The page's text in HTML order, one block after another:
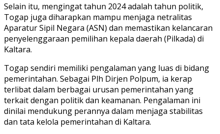
Selain itu, mengingat tahun 2024 adalah tahun politik,
Togap juga diharapkan mampu menjaga netralitas
Aparatur Sipil Negara (ASN) dan memastikan kelancaran
penyelenggaraan pemilihan kepala daerah (Pilkada) di
Kaltara.
Togap sendiri memiliki pengalaman yang luas di bidang
pemerintahan. Sebagai Plh Dirjen Polpum, ia kerap
terlibat dalam berbagai urusan pemerintahan yang
terkait dengan politik dan keamanan. Pengalaman ini
dinilai mendukung perannya dalam menjaga stabilitas
dan tata kelola pemerintahan di Kaltara.